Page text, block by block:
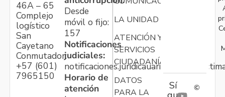
46A – 65
Complejo
logístico
San
Cayetano
Conmutador:
+57 (601)
7965150
Desde
móvil o fijo:
157
Notificaciones
judiciales:
Horario de
atención
LA UNIDAD
ATENCIÓN Y
SERVICIOS
CIUDADANÍA
DATOS
PARA LA
Sí
©